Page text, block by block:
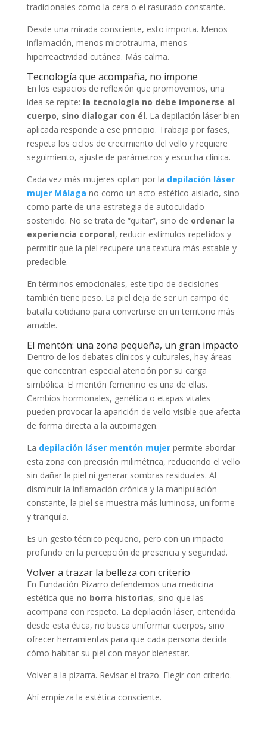
tradicionales como la cera o el rasurado constante.
Desde una mirada consciente, esto importa. Menos
inflamación, menos microtrauma, menos
hiperreactividad cutánea. Más calma.
Tecnología que acompaña, no impone
En los espacios de reflexión que promovemos, una
idea se repite: la tecnología no debe imponerse al
cuerpo, sino dialogar con él. La depilación láser bien
aplicada responde a ese principio. Trabaja por fases,
respeta los ciclos de crecimiento del vello y requiere
seguimiento, ajuste de parámetros y escucha clínica.
Cada vez más mujeres optan por la depilación láser
mujer Málaga no como un acto estético aislado, sino
como parte de una estrategia de autocuidado
sostenido. No se trata de “quitar”, sino de ordenar la
experiencia corporal, reducir estímulos repetidos y
permitir que la piel recupere una textura más estable y
predecible.
En términos emocionales, este tipo de decisiones
también tiene peso. La piel deja de ser un campo de
batalla cotidiano para convertirse en un territorio más
amable.
El mentón: una zona pequeña, un gran impacto
Dentro de los debates clínicos y culturales, hay áreas
que concentran especial atención por su carga
simbólica. El mentón femenino es una de ellas.
Cambios hormonales, genética o etapas vitales
pueden provocar la aparición de vello visible que afecta
de forma directa a la autoimagen.
La depilación láser mentón mujerpermite abordar
esta zona con precisión milimétrica, reduciendo el vello
sin dañar la piel ni generar sombras residuales. Al
disminuir la inflamación crónica y la manipulación
constante, la piel se muestra más luminosa, uniforme
y tranquila.
Es un gesto técnico pequeño, pero con un impacto
profundo en la percepción de presencia y seguridad.
Volver a trazar la belleza con criterio
En Fundación Pizarro defendemos una medicina
estética que no borra historias, sino que las
acompaña con respeto. La depilación láser, entendida
desde esta ética, no busca uniformar cuerpos, sino
ofrecer herramientas para que cada persona decida
cómo habitar su piel con mayor bienestar.
Volver a la pizarra. Revisar el trazo. Elegir con criterio.
Ahí empieza la estética consciente.